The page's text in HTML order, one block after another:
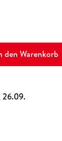
den Warenkorb
26.09.